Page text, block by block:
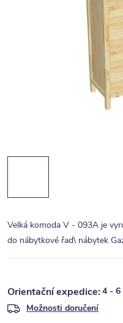
Velká komoda V - 093A je
do nábytkové řad\ nábytek
4 - 6
Možnosti doručení